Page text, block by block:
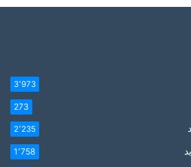
3٬973
273
2٬235
1٬758